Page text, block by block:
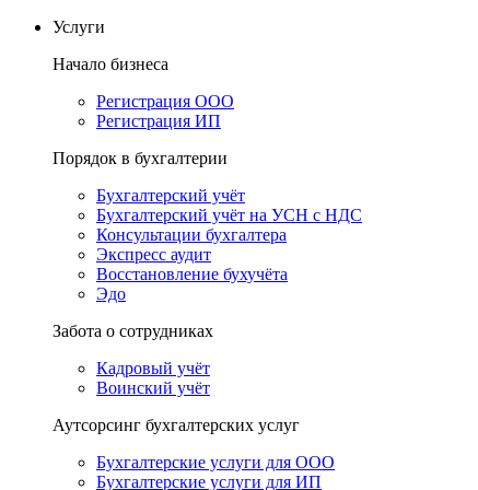
Услуги
Начало бизнеса
Регистрация ООО
Регистрация ИП
Порядок в бухгалтерии
Бухгалтерский учёт
Бухгалтерский учёт на УСН с НДС
Консультации бухгалтера
Экспресс аудит
Восстановление бухучёта
Эдо
Забота о сотрудниках
Кадровый учёт
Воинский учёт
Аутсорсинг бухгалтерских услуг
Бухгалтерские услуги для ООО
Бухгалтерские услуги для ИП